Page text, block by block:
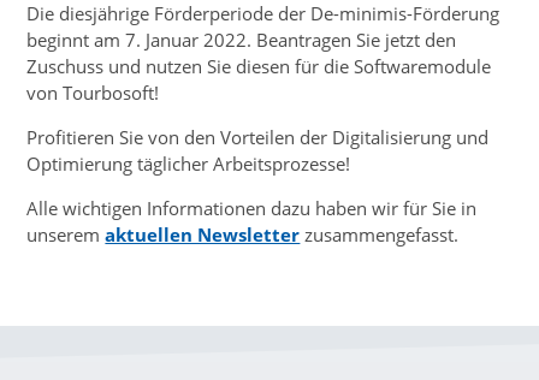
Die diesjährige Förderperiode der De-minimis-Förderung
beginnt am 7. Januar 2022. Beantragen Sie jetzt den
Zuschuss und nutzen Sie diesen für die Softwaremodule
von Tourbosoft!
Profitieren Sie von den Vorteilen der Digitalisierung und
Optimierung täglicher Arbeitsprozesse!
Alle wichtigen Informationen dazu haben wir für Sie in
unseremaktuellen Newsletter zusammengefasst.